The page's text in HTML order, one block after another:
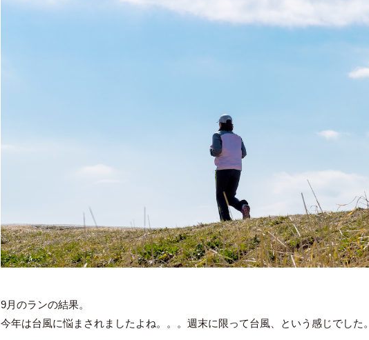
9月のランの結果。
今年は台風に悩まされましたよね。。。週末に限って台風、という感じでした。